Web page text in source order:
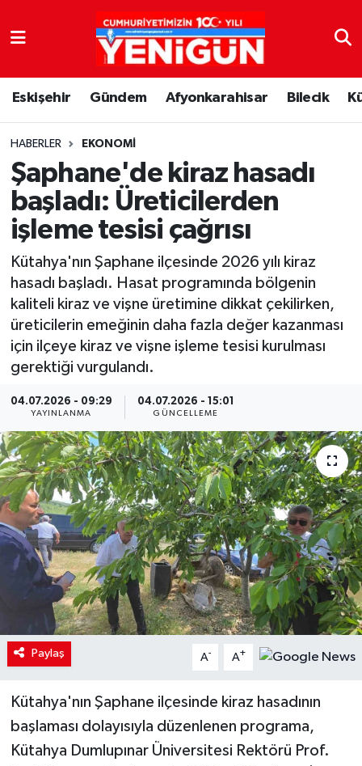
Eskişehir Gündem Afyonkarahisar Bilecik
HABERLER EKONOMI
Şaphane'de kiraz hasadı
başladı: Üreticilerden
işleme tesisi çağrısı
Kütahya'nın Şaphane ilçesinde 2026 yılı kiraz
hasadı başladı. Hasat programında bölgenin
kaliteli kiraz ve vişne üretimine dikkat çekilirken,
üreticilerin emeğinin daha fazla değer kazanması
için ilçeye kiraz ve vişne işleme tesisi kurulması
gerektiği vurgulandı.
04.07.2026 - 09:29
YAYINLANMA
04.07.2026 - 15:01
GÜNCELLEME
Paylaş A- A+
Kütahya'nın Şaphane ilçesinde kiraz hasadının
başlaması dolayısıyla düzenlenen programa,
Kütahya Dumlupınar Üniversitesi Rektörü Prof.
Nöbetçi Eczaneler
Hava Durumu
Trafik Durumu
Süper Lig Puan Durumu ve Fikstür
Tüm Manşetler
Son Dakika Haberleri
Haber Arşivi